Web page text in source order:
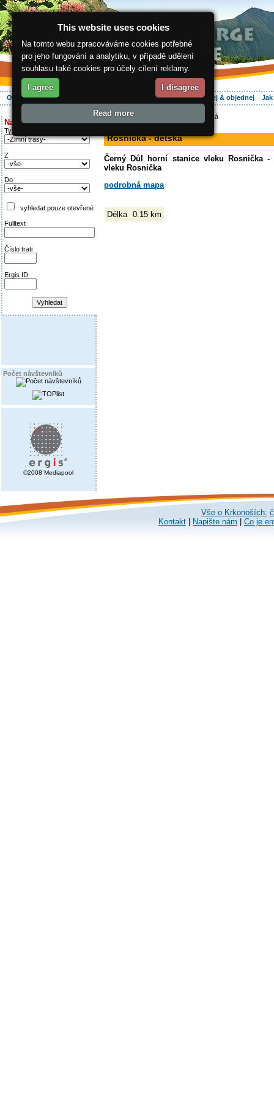
O regionu Aktivně Ubytování Hledej & objednej
Najděte si:
Typ trati
Z
Do
vyhledat pouze otevřené
Fulltext
Číslo trati
Ergis ID
Počet návštevníků
©2008 Mediapool
ergis.cz> > Rosnička - dětská
Rosnička - dětská
Černý Důl horní stanice vleku Rosnička
vleku Rosnička
podrobná mapa
Délka 0.15 km
Vše o Krkonoších:
Kontakt
Napište nám Co je
This website uses cookies
Na tomto webu zpracováváme cookies potřebné
pro jeho fungování a analytiku, v případě udělení
souhlasu také cookies pro účely cílení reklamy.
I agree I disagree
Read more